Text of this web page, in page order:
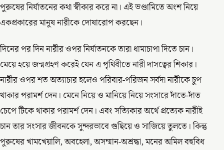
পুরুষের নির্যাতনের কথা স্বীকার করে না। এই ভণ্ডামিতে অংশ নিয়ে
একপ্রকারের মানুষ নারীকে দোষারোপ করছেন।
দিনের পর দিন নারীর ওপর নির্যাতনকে তারা ধামাচাপা দিতে চান।
মেয়ে হয়ে জন্মগ্রহণ করেই যেন এ পৃথিবীতে নারী দাসত্বের শিকার।
নারীর ওপর শত অত্যাচার হলেও পরিবার-পরিজন সর্বদা নারীকে চুপ
থাকার পরামর্শ দেন। মেনে নিয়ে ও মানিয়ে নিয়ে সংসারে দাঁতে-দাঁত
চেপে টিকে থাকার পরামর্শ দেন। এবং সত্যিকার অর্থে প্রত্যেক নারীই
চান তার সংসার জীবনকে সুন্দরভাবে গুছিয়ে ও সাজিয়ে তুলতে। কিন্তু
পুরুষের খামখেয়ালি, অবহেলা, অসম্মান-অশ্রদ্ধা, মনের অমিল বহুবিধ